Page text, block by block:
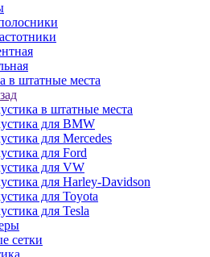
в штатные места
в штатные места
для BMW
для Mercedes
для Ford
для VW
для Harley-Davidson
для Toyota
для Tesla
сетки